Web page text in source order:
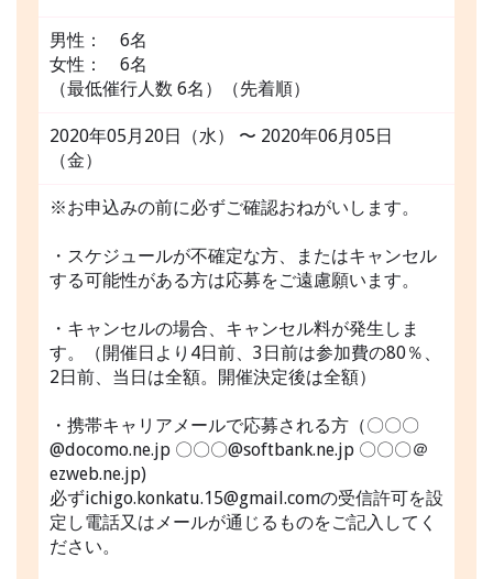
男性： 6名
女性： 6名
（最低催行人数 6名）（先着順）
2020年05月20日（水） 〜 2020年06月05日
（金）
※お申込みの前に必ずご確認おねがいします。
・スケジュールが不確定な方、またはキャンセル
する可能性がある方は応募をご遠慮願います。
・キャンセルの場合、キャンセル料が発生しま
す。（開催日より4日前、3日前は参加費の80％、
2日前、当日は全額。開催決定後は全額）
・携帯キャリアメールで応募される方（〇〇〇
@docomo.ne.jp 〇〇〇@softbank.ne.jp 〇〇〇＠
ezweb.ne.jp)
必ずichigo.konkatu.15@gmail.comの受信許可を設
定し電話又はメールが通じるものをご記入してく
ださい。